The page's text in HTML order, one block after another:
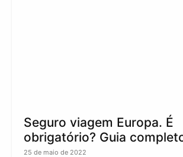
Seguro viagem Europa. É
obrigatório? Guia
25 de maio de 2022